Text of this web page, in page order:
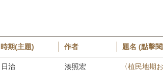
時期(主題) 作者 題名 (點擊
日治 湊照宏
〈植民地期